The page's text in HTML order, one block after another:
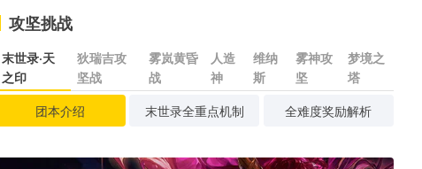
攻坚挑战
末世录·天
之印
狄瑞吉攻
坚战
雾岚黄昏
战
人造
神
维纳
斯
雾神攻
坚
梦境之
塔
团本介绍
末世录全重点机制 全难度奖励解析